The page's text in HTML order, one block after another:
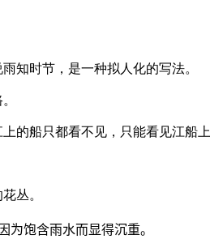
知时节，是一种拟人化的写法。
的船只都看不见，只能看见江船
丛。
为饱含雨水而显得沉重。